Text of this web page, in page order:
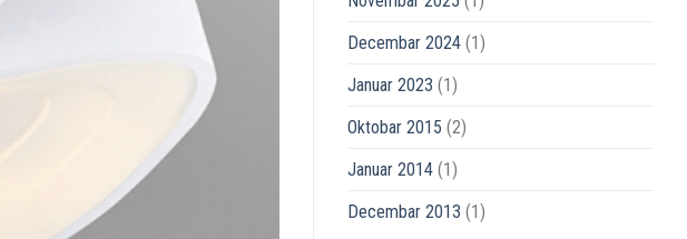
Decembar 2024 (1)
Januar 2023 (1)
Oktobar 2015 (2)
Januar 2014 (1)
Decembar 2013 (1)